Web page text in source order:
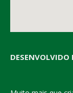
DESENVOLVIDO